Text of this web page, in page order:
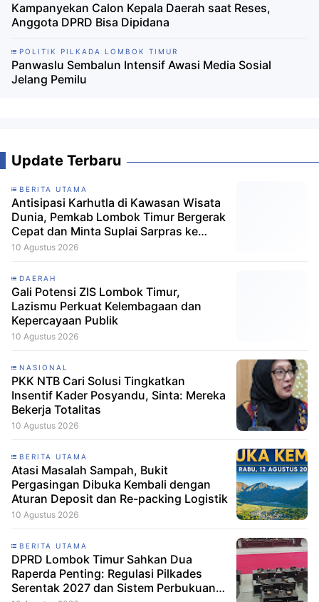
Kampanyekan Calon Kepala Daerah saat Reses,
Anggota DPRD Bisa Dipidana
POLITIK PILKADA LOMBOK TIMUR
Panwaslu Sembalun Intensif Awasi Media Sosial
Jelang Pemilu
Update Terbaru
BERITA UTAMA
Antisipasi Karhutla di Kawasan Wisata
Dunia, Pemkab Lombok Timur Bergerak
Cepat dan Minta Suplai Sarpras ke
Pusat
10 Agustus 2026
DAERAH
Gali Potensi ZIS Lombok Timur,
Lazismu Perkuat Kelembagaan dan
Kepercayaan Publik
10 Agustus 2026
NASIONAL
PKK NTB Cari Solusi Tingkatkan
Insentif Kader Posyandu, Sinta: Mereka
Bekerja Totalitas
10 Agustus 2026
BERITA UTAMA
Atasi Masalah Sampah, Bukit
Pergasingan Dibuka Kembali dengan
Aturan Deposit dan Re-packing Logistik
10 Agustus 2026
BERITA UTAMA
DPRD Lombok Timur Sahkan Dua
Raperda Penting: Regulasi Pilkades
Serentak 2027 dan Sistem Perbukuan